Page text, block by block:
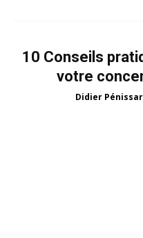
10 Conseils
votre
Didier